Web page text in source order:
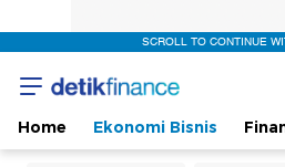
SCROLL TO CONTINUE
Home Ekonomi Bisnis